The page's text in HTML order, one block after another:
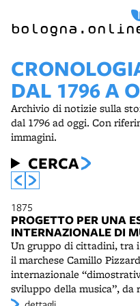
DAL 1796 A
Archivio di notizie sulla
dal 1796 ad oggi. Con
immagini.
CERCA
1875
PROGETTO PER UNA
INTERNAZIONALE DI
Un gruppo di cittadini, tra
il marchese Camillo
internazionale
sviluppo della musica”, da
Essa si propone di